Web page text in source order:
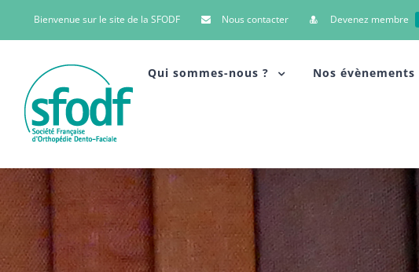
Bienvenue sur le site de la SFODF Nous contacter Devenez membre
Qui sommes-nous ? Nos évènements